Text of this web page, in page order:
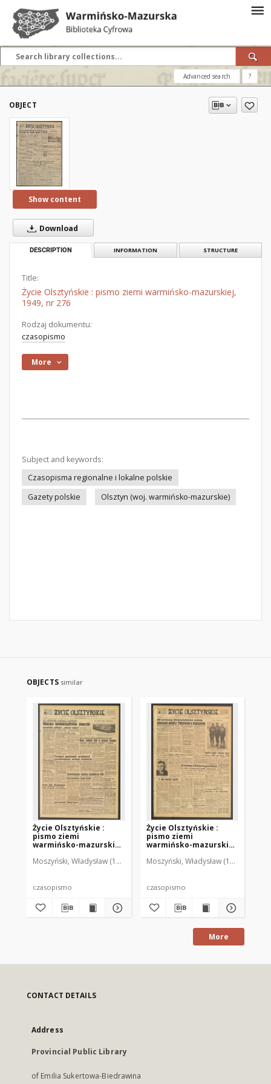
Advanced search ?
OBJECT
Show content
Download
DESCRIPTION INFORMATION STRUCTURE
Title:
Życie Olsztyńskie : pismo ziemi warmińsko-mazurskiej,
1949, nr 276
Rodzaj dokumentu:
czasopismo
More
Subject and keywords:
Czasopisma regionalne i lokalne polskie
Gazety polskie
Olsztyn (woj. warmińsko-mazurskie)
OBJECTS similar
Życie Olsztyńskie :
pismo ziemi
warmińsko-mazurskiej,
Moszyński, Władysław (1922-2001). Red. Mroczkowski, Włodzimierz
czasopismo
Życie Olsztyńskie :
pismo ziemi
warmińsko-mazurskiej,
Moszyński, Władysław (1922-2001).
czasopismo
More
CONTACT DETAILS
Address
Provincial Public Library
of Emilia Sukertowa-Biedrawina